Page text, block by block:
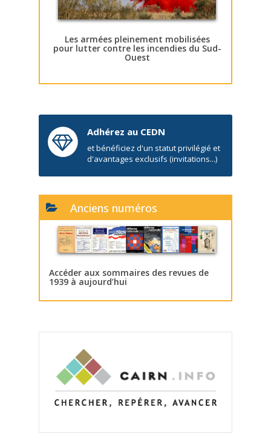
Les armées pleinement mobilisées
pour lutter contre les incendies du Sud-
Ouest
Adhérez au CEDN
et bénéficiez d'un statut privilégié et
d'avantages exclusifs (invitations...)
Anciens numéros
Accéder aux sommaires des revues de
1939 à aujourd’hui